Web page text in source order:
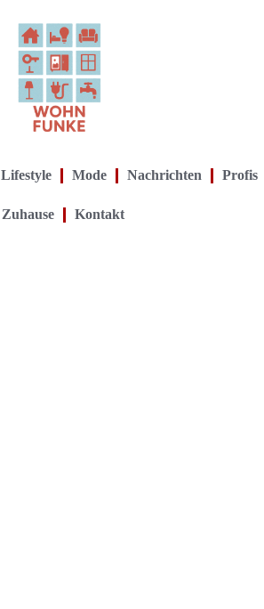
Lifestyle Mode Nachrichten Profis
Zuhause Kontakt